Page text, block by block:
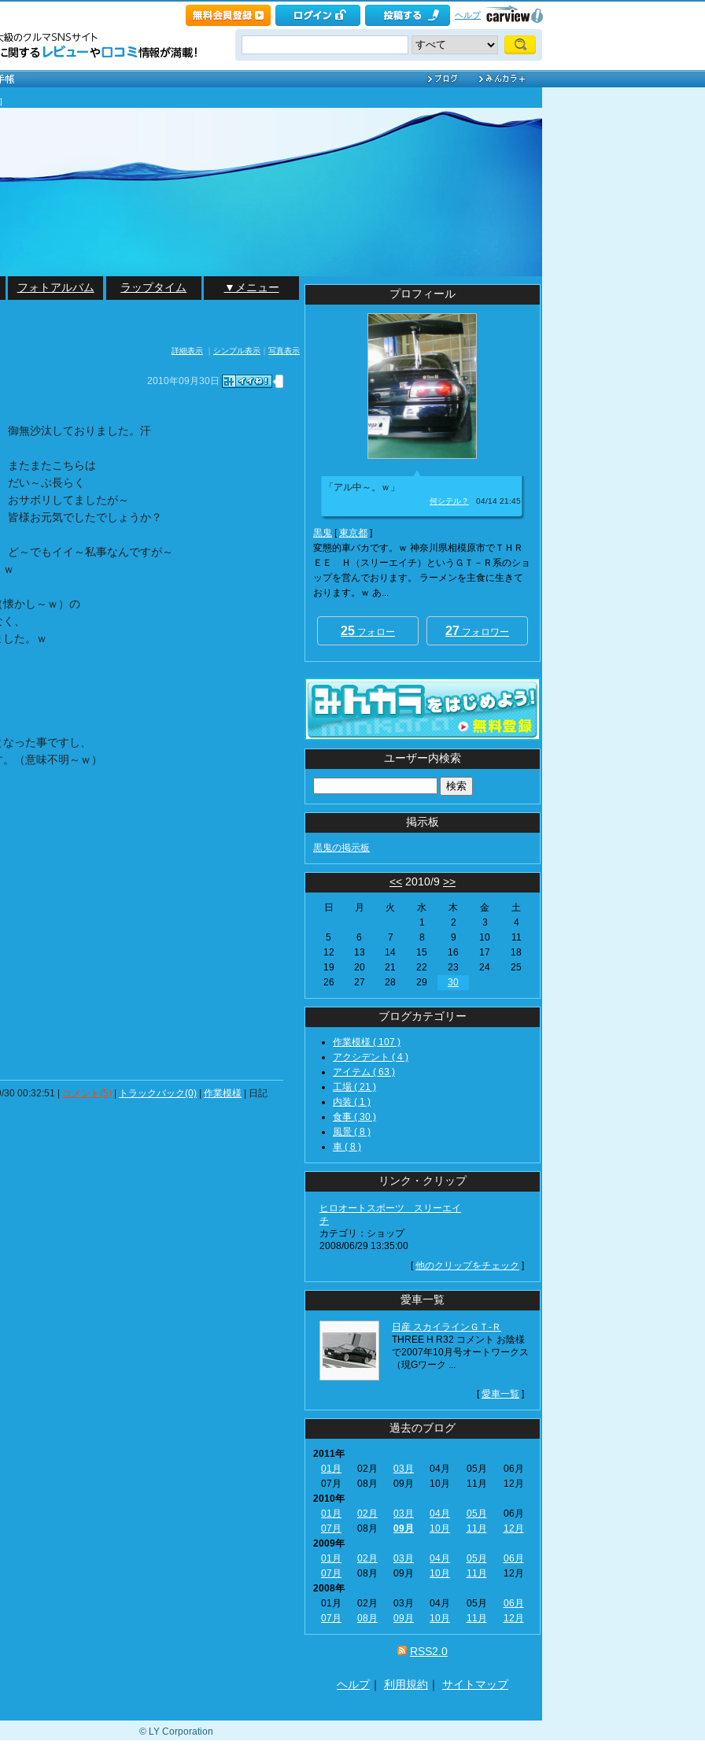
ヘルプ
フォトアルバム ラップタイム ▼メニュー
詳細表示 ｜ シンプル表示 ｜ 写真表示
2010年09月30日
御無沙汰しておりました。汗
またまたこちらは
だい～ぶ長らく
おサボリしてましたが～
皆様お元気でしたでしょうか？
ど～でもイイ～私事なんですが～
かし～ｗ）の
、
た。ｗ
った事ですし、
（意味不明～ｗ）
30 00:32:51 | コメント(5) トラックバック(0) 作業模様 | 日記
プロフィール
「アル中～。ｗ」
何シテル？ 04/14 21:45
黒鬼 [東京都 ]
変態的車バカです。ｗ 神奈川県相模原市でＴＨＲ
ＥＥ Ｈ（スリーエイチ）というＧＴ－Ｒ系のショ
ップを営んでおります。 ラーメンを主食に生きて
おります。ｗ あ...
25 フォロー 27 フォロワー
ユーザー内検索
掲示板
黒鬼の掲示板
<< 2010/9 >>
日 月 火 水 木 金
土
1
2 3
4
5
6 7 8 9 10
11
12
13 14 15 16 17
18
19
20 21 22 23 24
25
26
27 28 29 30
ブログカテゴリー
作業模様 ( 107 )
アクシデント ( 4 )
アイテム ( 63 )
工場 ( 21 )
内装 ( 1 )
食事 ( 30 )
風景 ( 8 )
車 ( 8 )
リンク・クリップ
ヒロオートスポーツ スリーエイ
チ
カテゴリ：ショップ
2008/06/29 13:35:00
[他のクリップをチェック ]
愛車一覧
日産 スカイラインＧＴ‐Ｒ
THREE H R32 コメント お陰様
で2007年10月号オートワークス
（現Gワーク ...
[愛車一覧 ]
過去のブログ
2011年
01月
02月 03月 04月 05月
06月
07月
08月 09月 10月 11月
12月
2010年
01月
02月 03月 04月 05月
06月
07月
08月 09月 10月 11月
12月
2009年
01月
02月 03月 04月 05月
06月
07月
08月 09月 10月 11月
12月
2008年
01月
02月 03月 04月 05月
06月
07月
08月 09月 10月 11月 12月
RSS2.0
ヘルプ｜ 利用規約 ｜ サイトマップ
© LY Corporation